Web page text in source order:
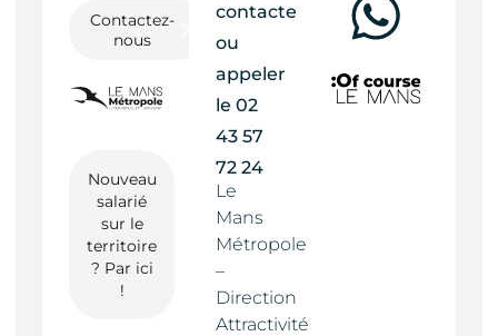
Contactez-
nous
Nouveau
salarié
sur le
territoire
? Par ici
!
contacter
ou
appeler
le02
43 57
72 24
Le
Mans
Métropole
–
Direction
Attractivité